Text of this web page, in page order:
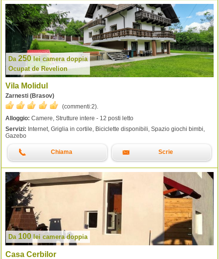
Da 250 lei camera doppia
Ocupat de Revelion
Vila Molidul
Zarnesti (Brasov)
(commenti:2).
Alloggio: Camere, Strutture intere - 12 posti letto
Servizi: Internet, Griglia in cortile, Biciclette disponibili, Spazio giochi bimbi,
Gazebo
Chiama Scrie
Da 100 lei camera doppia
Casa Cerbilor